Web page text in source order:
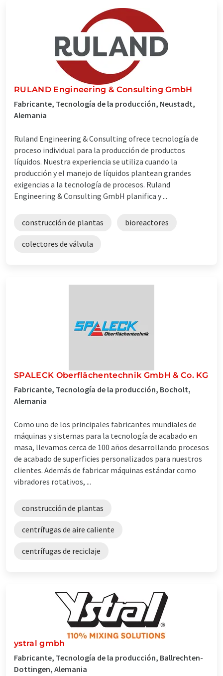
RULAND Engineering & Consulting GmbH
Fabricante, Tecnología de la producción, Neustadt,
Alemania
Ruland Engineering & Consulting ofrece tecnología de
proceso individual para la producción de productos
líquidos. Nuestra experiencia se utiliza cuando la
producción y el manejo de líquidos plantean grandes
exigencias a la tecnología de procesos. Ruland
Engineering & Consulting GmbH planifica y ...
construcción de plantas bioreactores
colectores de válvula
SPALECK Oberflächentechnik GmbH & Co. KG
Fabricante, Tecnología de la producción, Bocholt,
Alemania
Como uno de los principales fabricantes mundiales de
máquinas y sistemas para la tecnología de acabado en
masa, llevamos cerca de 100 años desarrollando procesos
de acabado de superficies personalizados para nuestros
clientes. Además de fabricar máquinas estándar como
vibradores rotativos, ...
construcción de plantas
centrífugas de aire caliente
centrífugas de reciclaje
ystral gmbh
Fabricante, Tecnología de la producción, Ballrechten-
Dottingen, Alemania